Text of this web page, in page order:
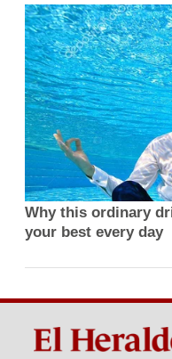
Why this ordinary
your best every day